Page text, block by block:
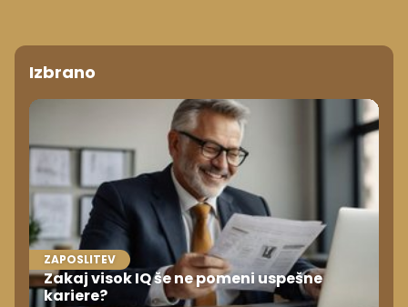
Izbrano
ZAPOSLITEV
Zakaj visok IQ še ne pomeni uspešne
kariere?